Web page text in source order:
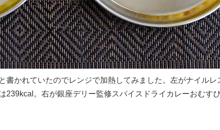
書かれていたのでレンジで加熱してみました。左がナイルレ
。右が銀座デリー監修スパイスドライカレーおむす